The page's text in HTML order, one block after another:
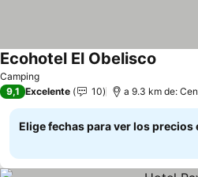
Camping
Ecohotel El Obelisco
9,1 Excelente 10 a 9.3 km de:
Elige fechas para ver los precios